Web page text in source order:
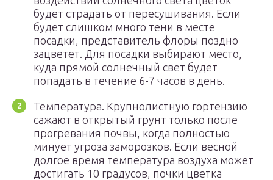
будет страдать от пересушивания. Если
будет слишком много тени в месте
посадки, представитель флоры поздно
зацветет. Для посадки выбирают место,
куда прямой солнечный свет будет
попадать в течение 6-7 часов в день.
Температура. Крупнолистную гортензию
сажают в открытый грунт только после
прогревания почвы, когда полностью
минует угроза заморозков. Если весной
долгое время температура воздуха может
достигать 10 градусов, почки цветка